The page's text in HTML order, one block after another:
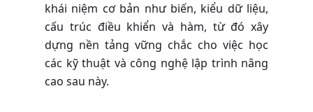
khái niệm cơ bản như biến, kiểu dữ liệu,
cấu trúc điều khiển và hàm, từ đó xây
dựng nền tảng vững chắc cho việc học
các kỹ thuật và công nghệ lập trình nâng
cao sau này.